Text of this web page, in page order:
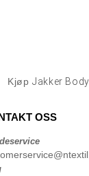
KjøpJakker
OSS